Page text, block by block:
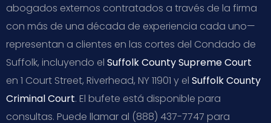
abogados externos contratados a través de la firma
con más de una década de experiencia cada uno—
representan a clientes en las cortes del Condado de
Suffolk, incluyendo el Suffolk County Supreme Court
en 1 Court Street, Riverhead, NY 11901 y el Suffolk County
Criminal Court. El bufete está disponible para
consultas. Puede llamar al (888) 437-7747 para